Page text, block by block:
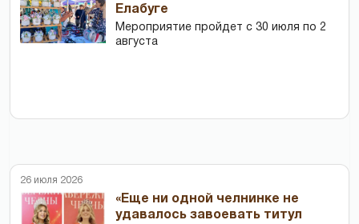
Елабуге
Мероприятие пройдет с 30 июля по 2
августа
26 июля 2026
«Еще ни одной челнинке не
удавалось завоевать титул